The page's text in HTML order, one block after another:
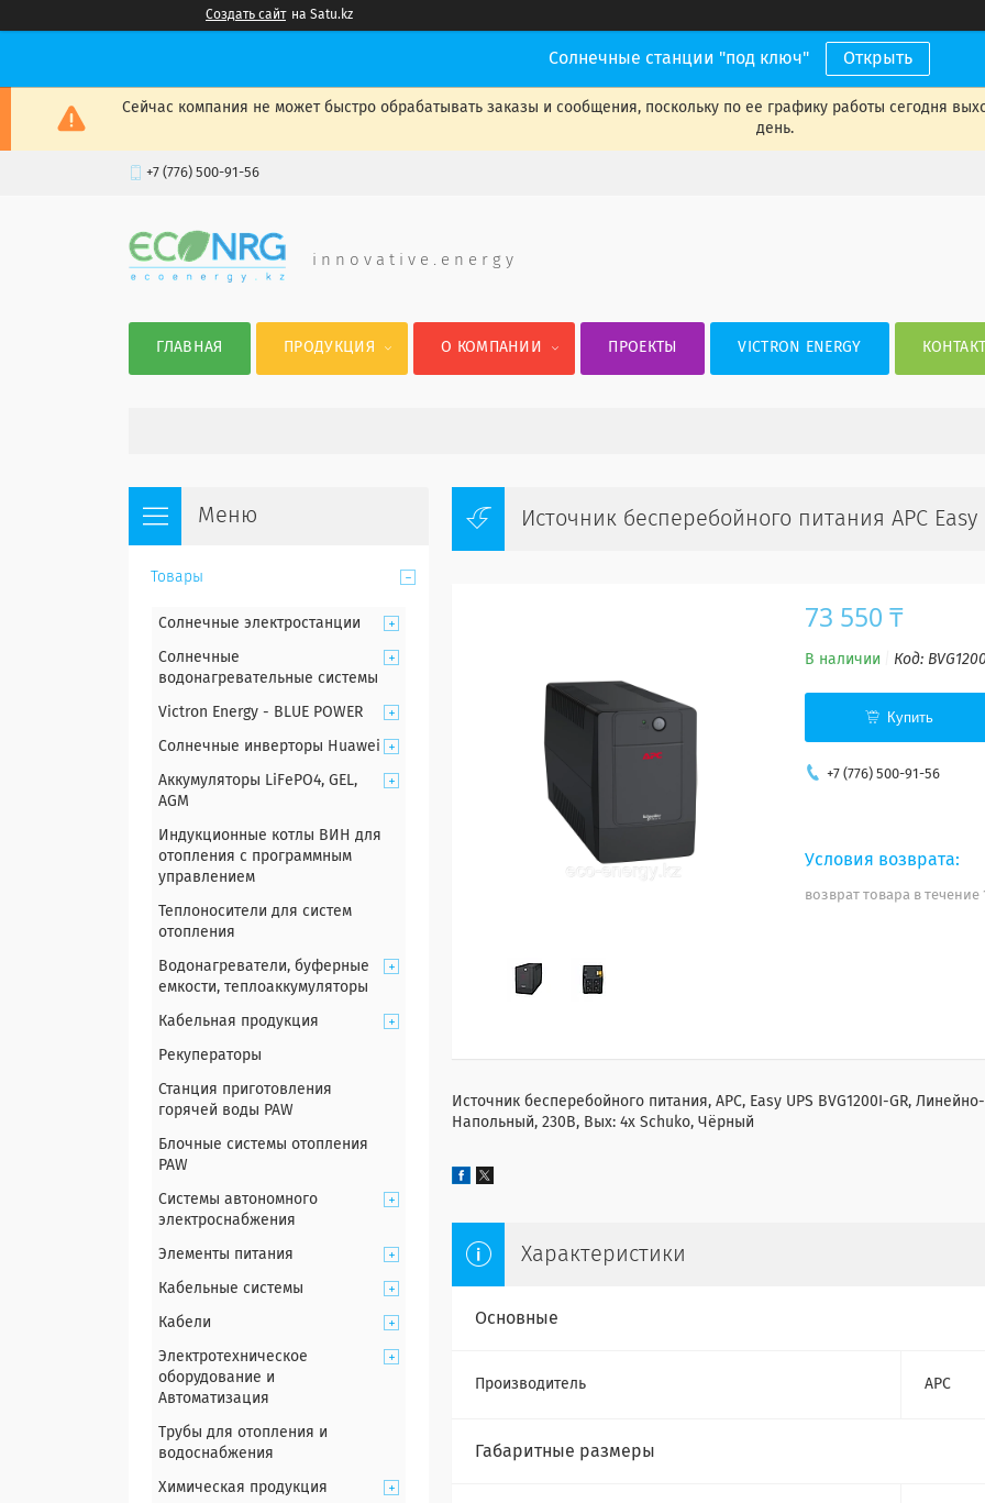
Создать сайт на Satu.kz
Солнечные станции "под ключ" Открыть
Сейчас компания не может быстро обрабатывать заказы и сообщения, поскольку по ее графику работы сегодня
день.
+7 (776) 500-91-56
i n n o v a t i v e . e n e r g y
ГЛАВНАЯ ПРОДУКЦИЯ О КОМПАНИИ ПРОЕКТЫ VICTRON ENERGY
Источник бесперебойного питания APC Easy
73 550 ₸
В наличии Код:
Купить
+7 (776) 500-91-56
возврат товара в
Источник бесперебойного питания, APC, Easy UPS BVG1200I-GR,
Напольный, 230В, Вых: 4x Schuko, Чёрный
Характеристики
Основные
Производитель APC
Габаритные размеры
Товары
Солнечные электростанции
Солнечные
водонагревательные системы
Victron Energy - BLUE POWER
Солнечные инверторы Huawei
Аккумуляторы LiFePO4, GEL,
AGM
Индукционные котлы ВИН для
отопления с программным
управлением
Теплоносители для систем
отопления
Водонагреватели, буферные
емкости, теплоаккумуляторы
Кабельная продукция
Рекуператоры
Станция приготовления
горячей воды PAW
Блочные системы отопления
PAW
Системы автономного
электроснабжения
Элементы питания
Кабельные системы
Кабели
Электротехническое
оборудование и
Автоматизация
Трубы для отопления и
водоснабжения
Химическая продукция